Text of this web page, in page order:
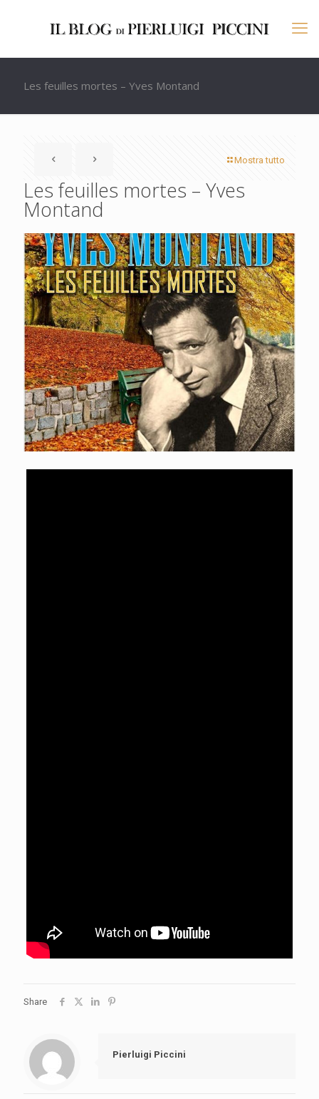
Les feuilles mortes – Yves Montand
Mostra tutto
Les feuilles mortes – Yves
Montand
Share
Pierluigi Piccini